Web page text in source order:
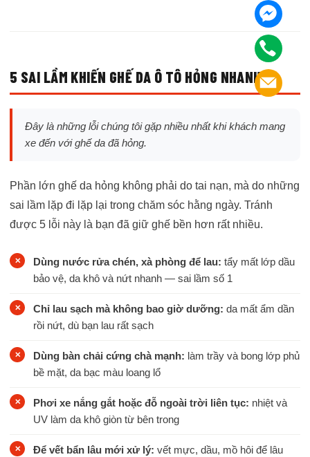
5 SAI LẦM KHIẾN GHẾ DA Ô TÔ HỎNG NHANH
Đây là những lỗi chúng tôi gặp nhiều nhất khi khách mang
xe đến với ghế da đã hỏng.
Phần lớn ghế da hỏng không phải do tai nạn, mà do những
sai lầm lặp đi lặp lại trong chăm sóc hằng ngày. Tránh
được 5 lỗi này là bạn đã giữ ghế bền hơn rất nhiều.
Dùng nước rửa chén, xà phòng để lau: tẩy mất lớp dầu
bảo vệ, da khô và nứt nhanh — sai lầm số 1
Chỉ lau sạch mà không bao giờ dưỡng: da mất ẩm dần
rồi nứt, dù bạn lau rất sạch
Dùng bàn chải cứng chà mạnh: làm trầy và bong lớp phủ
bề mặt, da bạc màu loang lổ
Phơi xe nắng gắt hoặc đỗ ngoài trời liên tục: nhiệt và
UV làm da khô giòn từ bên trong
Để vết bẩn lâu mới xử lý: vết mực, dầu, mồ hôi để lâu